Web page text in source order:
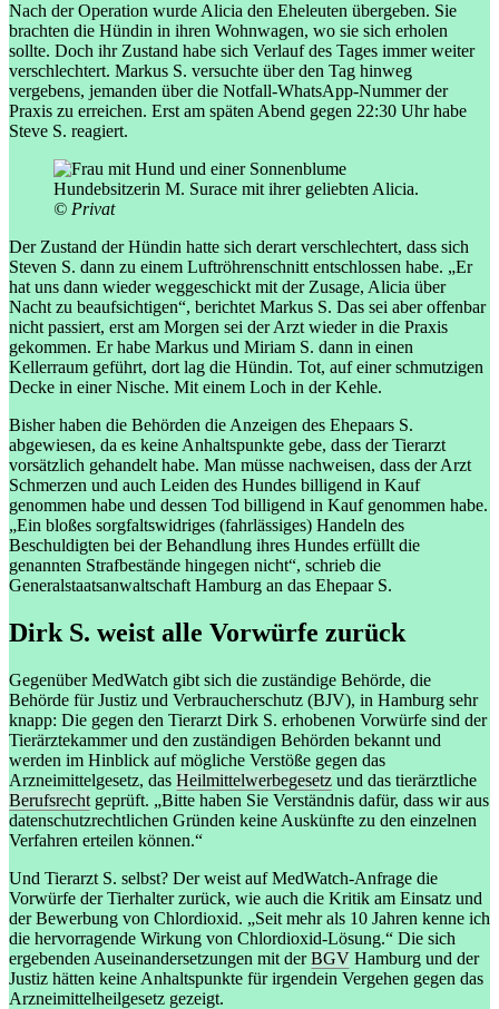
Nach der Operation wurde Alicia den Eheleuten übergeben. Sie
brachten die Hündin in ihren Wohnwagen, wo sie sich erholen
sollte. Doch ihr Zustand habe sich Verlauf des Tages immer weiter
verschlechtert. Markus S. versuchte über den Tag hinweg
vergebens, jemanden über die Notfall-WhatsApp-Nummer der
Praxis zu erreichen. Erst am späten Abend gegen 22:30 Uhr habe
Steve S. reagiert.
Hundebsitzerin M. Surace mit ihrer geliebten Alicia.
© Privat
Der Zustand der Hündin hatte sich derart verschlechtert, dass sich
Steven S. dann zu einem Luftröhrenschnitt entschlossen habe. „Er
hat uns dann wieder weggeschickt mit der Zusage, Alicia über
Nacht zu beaufsichtigen“, berichtet Markus S. Das sei aber offenbar
nicht passiert, erst am Morgen sei der Arzt wieder in die Praxis
gekommen. Er habe Markus und Miriam S. dann in einen
Kellerraum geführt, dort lag die Hündin. Tot, auf einer schmutzigen
Decke in einer Nische. Mit einem Loch in der Kehle.
Bisher haben die Behörden die Anzeigen des Ehepaars S.
abgewiesen, da es keine Anhaltspunkte gebe, dass der Tierarzt
vorsätzlich gehandelt habe. Man müsse nachweisen, dass der Arzt
Schmerzen und auch Leiden des Hundes billigend in Kauf
genommen habe und dessen Tod billigend in Kauf genommen habe.
„Ein bloßes sorgfaltswidriges (fahrlässiges) Handeln des
Beschuldigten bei der Behandlung ihres Hundes erfüllt die
genannten Strafbestände hingegen nicht“, schrieb die
Generalstaatsanwaltschaft Hamburg an das Ehepaar S.
Dirk S. weist alle Vorwürfe zurück
Gegenüber MedWatch gibt sich die zuständige Behörde, die
Behörde für Justiz und Verbraucherschutz (BJV), in Hamburg sehr
knapp: Die gegen den Tierarzt Dirk S. erhobenen Vorwürfe sind der
Tierärztekammer und den zuständigen Behörden bekannt und
werden im Hinblick auf mögliche Verstöße gegen das
Arzneimittelgesetz, das Heilmittelwerbegesetz und das tierärztliche
Berufsrecht geprüft. „Bitte haben Sie Verständnis dafür, dass wir aus
datenschutzrechtlichen Gründen keine Auskünfte zu den einzelnen
Verfahren erteilen können.“
Und Tierarzt S. selbst? Der weist auf MedWatch-Anfrage die
Vorwürfe der Tierhalter zurück, wie auch die Kritik am Einsatz und
der Bewerbung von Chlordioxid. „Seit mehr als 10 Jahren kenne ich
die hervorragende Wirkung von Chlordioxid-Lösung.“ Die sich
ergebenden Auseinandersetzungen mit derBGV Hamburg und der
Justiz hätten keine Anhaltspunkte für irgendein Vergehen gegen das
Arzneimittelheilgesetz gezeigt.